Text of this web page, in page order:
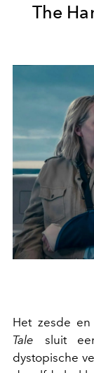
The
Het zesde en
Tale sluit
dystopische